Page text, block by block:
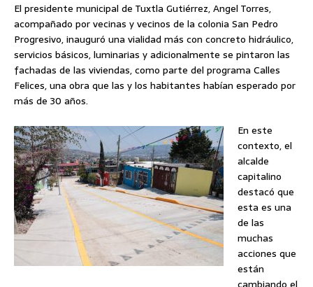
El presidente municipal de Tuxtla Gutiérrez, Angel Torres,
acompañado por vecinas y vecinos de la colonia San Pedro
Progresivo, inauguró una vialidad más con concreto hidráulico,
servicios básicos, luminarias y adicionalmente se pintaron las
fachadas de las viviendas, como parte del programa Calles
Felices, una obra que las y los habitantes habían esperado por
más de 30 años.
En este
contexto, el
alcalde
capitalino
destacó que
esta es una
de las
muchas
acciones que
están